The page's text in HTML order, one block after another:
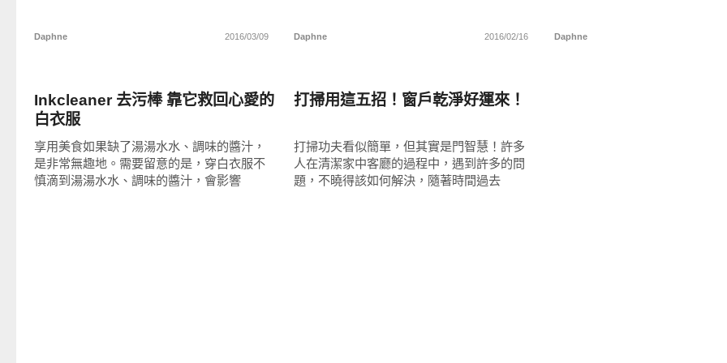
Daphne 2016/03/09 Daphne 2016/02/16 Daphne
Inkcleaner 去污棒 靠它救回心愛的
白衣服
享用美食如果缺了湯湯水水、調味的醬汁，
是非常無趣地。需要留意的是，穿白衣服不
慎滴到湯湯水水、調味的醬汁，會影響
打掃用這五招！窗戶乾淨好運來！
打掃功夫看似簡單，但其實是門智慧！許多
人在清潔家中客廳的過程中，遇到許多的問
題，不曉得該如何解決，隨著時間過去